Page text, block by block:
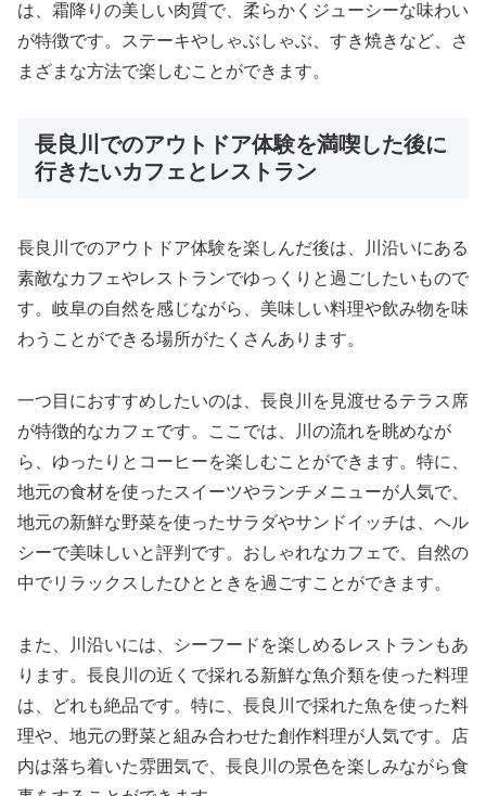
は、霜降りの美しい肉質で、柔らかくジューシーな味わい
が特徴です。ステーキやしゃぶしゃぶ、すき焼きなど、さ
まざまな方法で楽しむことができます。
長良川でのアウトドア体験を満喫した後に
行きたいカフェとレストラン
長良川でのアウトドア体験を楽しんだ後は、川沿いにある
素敵なカフェやレストランでゆっくりと過ごしたいもので
す。岐阜の自然を感じながら、美味しい料理や飲み物を味
わうことができる場所がたくさんあります。
一つ目におすすめしたいのは、長良川を見渡せるテラス席
が特徴的なカフェです。ここでは、川の流れを眺めなが
ら、ゆったりとコーヒーを楽しむことができます。特に、
地元の食材を使ったスイーツやランチメニューが人気で、
地元の新鮮な野菜を使ったサラダやサンドイッチは、ヘル
シーで美味しいと評判です。おしゃれなカフェで、自然の
中でリラックスしたひとときを過ごすことができます。
また、川沿いには、シーフードを楽しめるレストランもあ
ります。長良川の近くで採れる新鮮な魚介類を使った料理
は、どれも絶品です。特に、長良川で採れた魚を使った料
理や、地元の野菜と組み合わせた創作料理が人気です。店
内は落ち着いた雰囲気で、長良川の景色を楽しみながら食